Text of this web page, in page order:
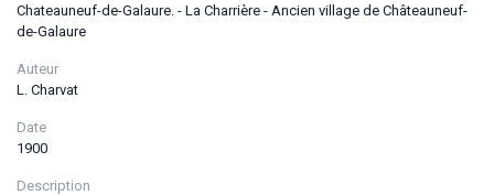
Chateauneuf-de-Galaure. - La Charrière - Ancien village de Châteauneuf-
de-Galaure
Auteur
L. Charvat
Date
1900
Description